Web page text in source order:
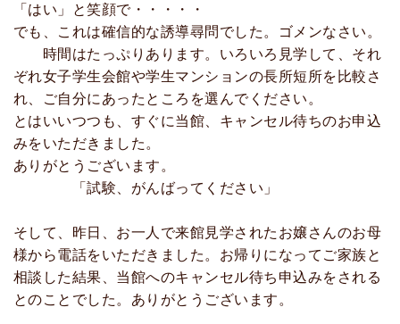
「はい」と笑顔で・・・・・
でも、これは確信的な誘導尋問でした。ゴメンなさい。
時間はたっぷりあります。いろいろ見学して、それ
ぞれ女子学生会館や学生マンションの長所短所を比較さ
れ、ご自分にあったところを選んでください。
とはいいつつも、すぐに当館、キャンセル待ちのお申込
みをいただきました。
ありがとうございます。
「試験、がんばってください」
そして、昨日、お一人で来館見学されたお嬢さんのお母
様から電話をいただきました。お帰りになってご家族と
相談した結果、当館へのキャンセル待ち申込みをされる
とのことでした。ありがとうございます。